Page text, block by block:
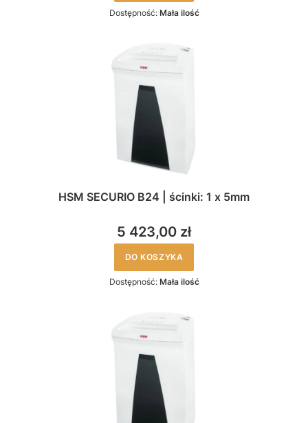
Dostępność: Mała ilość
HSM SECURIO B24 | ścinki: 1 x 5mm
5 423,00 zł
DO KOSZYKA
Dostępność: Mała ilość